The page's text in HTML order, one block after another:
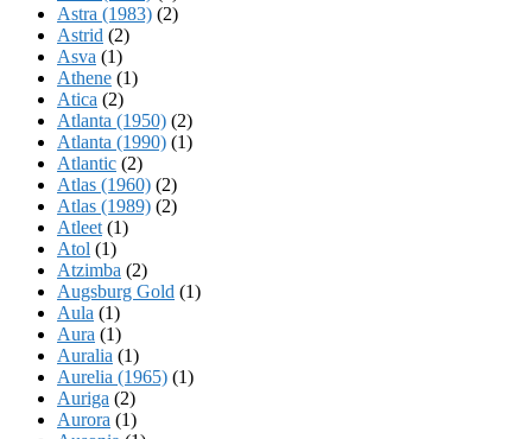
Astra (1983) (2)
Astrid (2)
Asva (1)
Athene (1)
Atica (2)
Atlanta (1950) (2)
Atlanta (1990) (1)
Atlantic (2)
Atlas (1960) (2)
Atlas (1989) (2)
Atleet (1)
Atol (1)
Atzimba (2)
Augsburg Gold (1)
Aula (1)
Aura (1)
Auralia (1)
Aurelia (1965) (1)
Auriga (2)
Aurora (1)